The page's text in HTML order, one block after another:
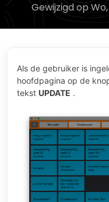
Gewijzigd op
Als de gebruiker is
hoofdpagina op de
tekst UPDATE .